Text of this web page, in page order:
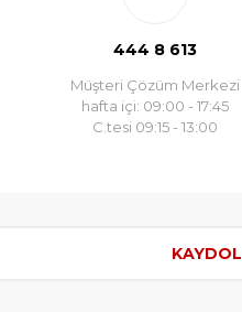
444 8 613
Müşteri Çözüm Merkezi
hafta içi: 09:00 - 17:45
C.tesi 09:15 - 13:00
KAYDOL